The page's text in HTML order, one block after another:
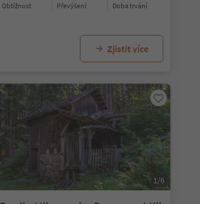
Obtížnost Převýšení doba trvání
Zjistit více
1/6